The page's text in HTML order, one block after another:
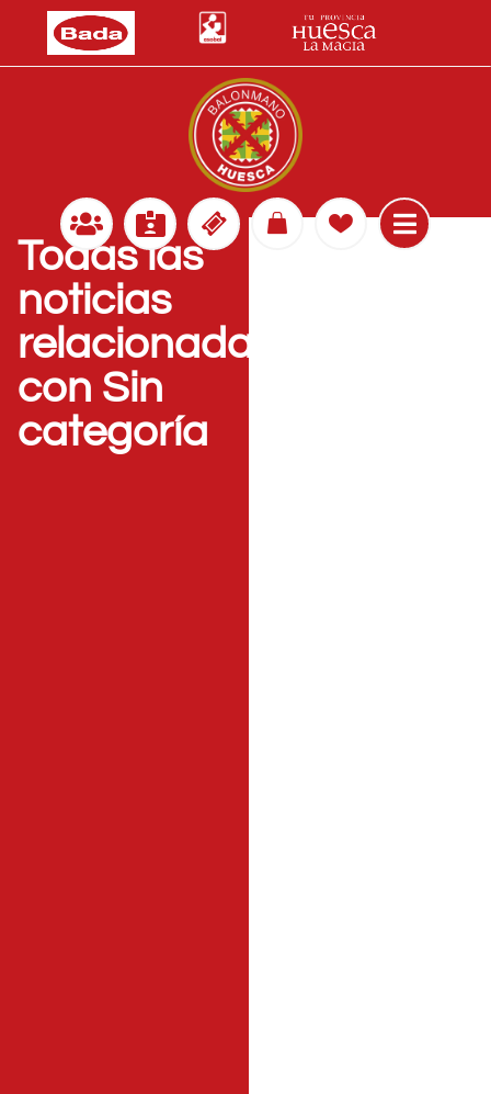
Todas las
noticias
relacionadas
con Sin
categoría